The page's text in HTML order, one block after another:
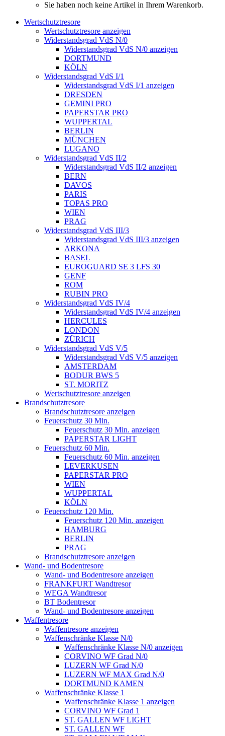
Sie haben noch keine Artikel in Ihrem Warenkorb.
Wertschutztresore
Wertschutztresore anzeigen
Widerstandsgrad VdS N/0
Widerstandsgrad VdS N/0 anzeigen
DORTMUND
KÖLN
Widerstandsgrad VdS I/1
Widerstandsgrad VdS I/1 anzeigen
DRESDEN
GEMINI PRO
PAPERSTAR PRO
WUPPERTAL
BERLIN
MÜNCHEN
LUGANO
Widerstandsgrad VdS II/2
Widerstandsgrad VdS II/2 anzeigen
BERN
DAVOS
PARIS
TOPAS PRO
WIEN
PRAG
Widerstandsgrad VdS III/3
Widerstandsgrad VdS III/3 anzeigen
ARKONA
BASEL
EUROGUARD SE 3 LFS 30
GENF
ROM
RUBIN PRO
Widerstandsgrad VdS IV/4
Widerstandsgrad VdS IV/4 anzeigen
HERCULES
LONDON
ZÜRICH
Widerstandsgrad VdS V/5
Widerstandsgrad VdS V/5 anzeigen
AMSTERDAM
BODUR BWS 5
ST. MORITZ
Wertschutztresore anzeigen
Brandschutztresore
Brandschutztresore anzeigen
Feuerschutz 30 Min.
Feuerschutz 30 Min. anzeigen
PAPERSTAR LIGHT
Feuerschutz 60 Min.
Feuerschutz 60 Min. anzeigen
LEVERKUSEN
PAPERSTAR PRO
WIEN
WUPPERTAL
KÖLN
Feuerschutz 120 Min.
Feuerschutz 120 Min. anzeigen
HAMBURG
BERLIN
PRAG
Brandschutztresore anzeigen
Wand- und Bodentresore
Wand- und Bodentresore anzeigen
FRANKFURT Wandtresor
WEGA Wandtresor
BT Bodentresor
Wand- und Bodentresore anzeigen
Waffentresore
Waffentresore anzeigen
Waffenschränke Klasse N/0
Waffenschränke Klasse N/0 anzeigen
CORVINO WF Grad N/0
LUZERN WF Grad N/0
LUZERN WF MAX Grad N/0
DORTMUND KAMEN
Waffenschränke Klasse 1
Waffenschränke Klasse 1 anzeigen
CORVINO WF Grad 1
ST. GALLEN WF LIGHT
ST. GALLEN WF